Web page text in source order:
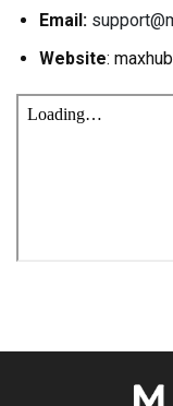
Email:
Website: